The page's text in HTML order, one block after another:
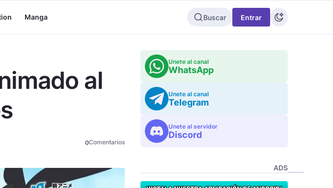
Manga Buscar Entrar
al
0Comentarios
Unete al canal
WhatsApp
Unete al canal
Telegram
Unete al servidor
Discord
ADS